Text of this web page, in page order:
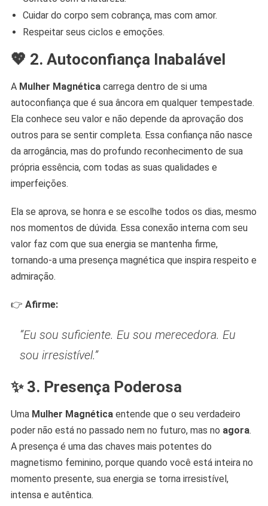
Cuidar do corpo sem cobrança, mas com amor.
Respeitar seus ciclos e emoções.
💖 2. Autoconfiança Inabalável
A Mulher Magnéticacarrega dentro de si uma
autoconfiança que é sua âncora em qualquer tempestade.
Ela conhece seu valor e não depende da aprovação dos
outros para se sentir completa. Essa confiança não nasce
da arrogância, mas do profundo reconhecimento de sua
própria essência, com todas as suas qualidades e
imperfeições.
Ela se aprova, se honra e se escolhe todos os dias, mesmo
nos momentos de dúvida. Essa conexão interna com seu
valor faz com que sua energia se mantenha firme,
tornando-a uma presença magnética que inspira respeito e
admiração.
👉 Afirme:
“Eu sou suficiente. Eu sou merecedora. Eu
sou irresistível.”
✨ 3. Presença Poderosa
Uma Mulher Magnéticaentende que o seu verdadeiro
poder não está no passado nem no futuro, mas no agora.
A presença é uma das chaves mais potentes do
magnetismo feminino, porque quando você está inteira no
momento presente, sua energia se torna irresistível,
intensa e autêntica.